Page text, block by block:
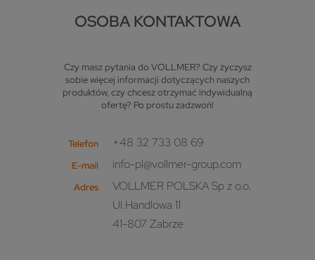
OSOBA KONTAKTOWA
Czy masz pytania do VOLLMER? Czy życzysz
sobie więcej informacji dotyczących naszych
produktów, czy chcesz otrzymać indywidualną
ofertę? Po prostu zadzwoń!
Telefon +48 32 733 08 69
E-mail info-pl@vollmer-group.com
Adres
VOLLMER POLSKA Sp z o.o.
Ul.Handlowa 11
41-807 Zabrze